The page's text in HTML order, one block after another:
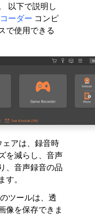
以下で説明し
ーダー コンピ
で使用できる
ェアは、録音時
を減らし、音声
、音声録音の品
。
ツールは、透
像を保存できま